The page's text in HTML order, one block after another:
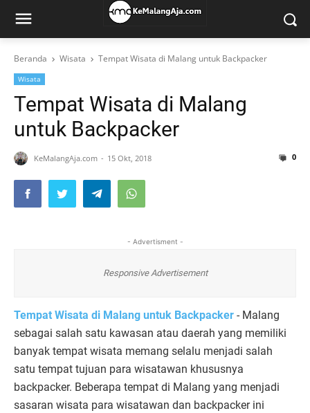
Beranda Wisata Tempat Wisata di Malang untuk Backpacker
Wisata
Tempat Wisata di Malang
untuk Backpacker
KeMalangAja.com 15 Okt, 2018 0
- Advertisment -
Responsive Advertisement
Tempat Wisata di Malang untuk Backpacker - Malang
sebagai salah satu kawasan atau daerah yang memiliki
banyak tempat wisata memang selalu menjadi salah
satu tempat tujuan para wisatawan khususnya
backpacker. Beberapa tempat di Malang yang menjadi
sasaran wisata para wisatawan dan backpacker ini